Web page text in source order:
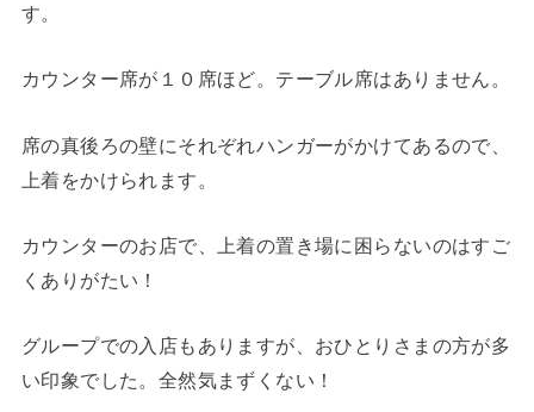
す。
カウンター席が１０席ほど。テーブル席はありません。
席の真後ろの壁にそれぞれハンガーがかけてあるので、
上着をかけられます。
カウンターのお店で、上着の置き場に困らないのはすご
くありがたい！
グループでの入店もありますが、おひとりさまの方が多
い印象でした。全然気まずくない！